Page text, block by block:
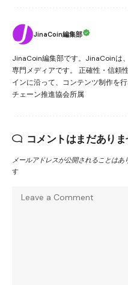
JinaCoin編集部
JinaCoin編集部です。JinaCoinは
専門メディアです。 正確性・信頼
インに沿って、コンテンツ制作を
チェーン推進協会所属
コメントはまだあり
メールアドレスが公開されることはあ
す